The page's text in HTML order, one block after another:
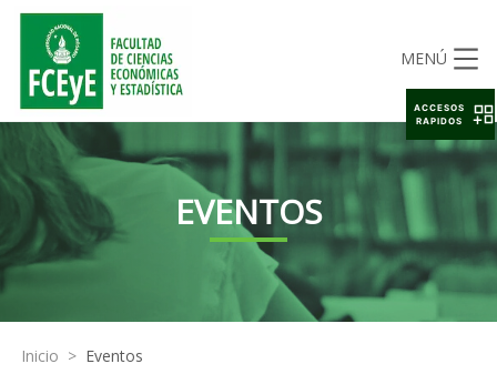
MENÚ
EVENTOS
Inicio > Eventos
ACCESOS
RAPIDOS